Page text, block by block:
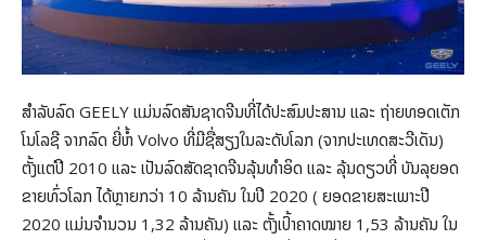
ສໍາລັບລົດ GEELY ແມ່ນລົດສັນຊາດຈີນທີ່ໄດ້ປະສົມປະສານ ແລະ ຖ່າຍທອດເຕັກ
ໂນໂລຊີ ຈາກລົດ ຍີ່ຫໍ້ Volvo ທີ່ມີຊື່ສຽງໃນລະດັບໂລກ (ຈາກປະເທດສະວີເດັນ)
ຕັ້ງແຕ່ປີ 2010 ແລະ ເປັນລົດສັດຊາດຈີນລຸ້ນທຳອິດ ແລະ ລຸ້ນດຽວທີ່ ບັນລຸຍອດ
ຂາຍທົ່ວໂລກ ໄດ້ຫຼາຍກວ່າ 10 ລ້ານຄັນ ໃນປີ 2020 ( ຍອດຂາຍສະເພາະປີ
2020 ແມ່ນຈຳນວນ 1,32 ລ້ານຄັນ) ແລະ ຕັ້ງເປົ້າຄາດໝາຍ 1,53 ລ້ານຄັນ ໃນ